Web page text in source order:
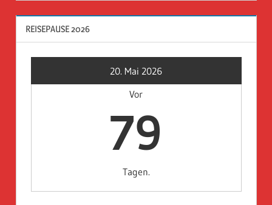
REISEPAUSE 2026
20. Mai 2026
Vor
79
Tagen.